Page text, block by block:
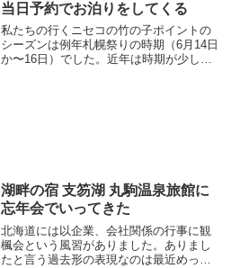
当日予約でお泊りをしてくる
私たちの行くニセコの竹の子ポイントの
シーズンは例年札幌祭りの時期（6月14日
か〜16日）でした。近年は時期が少しず
湖畔の宿 支笏湖 丸駒温泉旅館に
忘年会でいってきた
北海道には以企業、会社関係の行事に観
楓会という風習がありました。ありまし
たと言う過去形の表現なのは最近めっき